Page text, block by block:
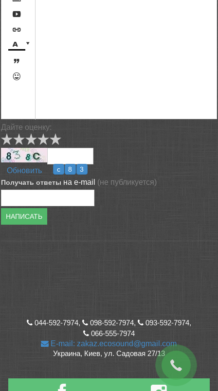






Дайте оценку:
Обновить
Получать ответы на e-mail (не публикуется)
НАПИСАТЬ
044-592-7974, 098-592-7974,
093-592-7974,
066-555-7974
E-mail: zakaz.ecosound@gmail.com
Украина, Киев, ул. Садовая 27/13